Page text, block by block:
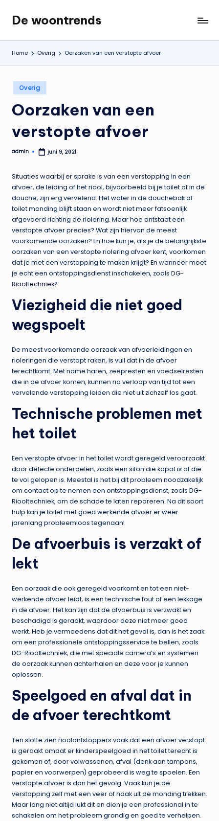
de
inhoud
De woontrends
Interieur
en
lifestyle
Home Overig Oorzaken van een verstopte afvoer
Geplaatst
in
Overig
Oorzaken van een
verstopte afvoer
Geplaatst
admin juni 9, 2021
Situaties waarbij er sprake is van een verstopping in een
afvoer, de leiding of het riool, bijvoorbeeld bij je toilet of in de
douche, zijn erg vervelend. Het water in de douchebak of
toilet monding blijft staan en wordt niet meer fatsoenlijk
afgevoerd richting de riolering. Maar hoe ontstaat een
verstopte afvoer precies? Wat zijn hiervan de meest
voorkomende oorzaken? En hoe kun je, als je de belangrijkste
oorzaken van een verstopte riolering afvoer kent, voorkomen
dat je met een verstopping te maken krijgt? En wanneer moet
je echt een ontstoppingsdienst inschakelen, zoals DG-
Riooltechniek?
Viezigheid die niet goed
wegspoelt
De meest voorkomende oorzaak van afvoerleidingen en
rioleringen die verstopt raken, is vuil dat in de afvoer
terechtkomt. Met name haren, zeepresten en voedselresten
die in de afvoer komen, kunnen na verloop van tijd tot een
vervelende verstopping leiden die niet uit zichzelf los gaat.
Technische problemen met
het toilet
Een verstopte afvoer in het toilet wordt geregeld veroorzaakt
door defecte onderdelen, zoals een sifon die kapot is of die
te vol gelopen is. Meestal is het bij dit probleem noodzakelijk
om contact op te nemen een ontstoppingsdienst, zoals DG-
Riooltechniek, om de schade te laten repareren. Na dit soort
hulp kan je toilet met goed werkende afvoer er weer
jarenlang probleemloos tegenaan!
De afvoerbuis is verzakt of
lekt
Een oorzaak die ook geregeld voorkomt en tot een niet-
werkende afvoer leidt, is een technische fout of een lekkage
in de afvoer. Het kan zijn dat de afvoerbuis is verzwakt en
beschadigd is geraakt, waardoor deze niet meer goed
werkt. Heb je vermoedens dat dit het geval is, dan is het zaak
om een professionele ontstoppingsservice te bellen, zoals
DG-Riooltechniek, die met speciale camera’s en systemen
de oorzaak kunnen achterhalen en deze voor je kunnen
oplossen.
Speelgoed en afval dat in
de afvoer terechtkomt
Ten slotte zien rioolontstoppers vaak dat een afvoer verstopt
is geraakt omdat er kinderspeelgoed in het toilet terecht is
gekomen of, door volwassenen, afval (denk aan tampons,
papier en voorwerpen) geprobeerd is weg te spoelen. Een
verstopte afvoer is dan het gevolg. Vaak kun je de
verstopping zelf met een veer of haak uit de monding trekken.
Maar lang niet altijd lukt dit en dien je een professional in te
schakelen om het probleem grondig en goed te verhelpen.